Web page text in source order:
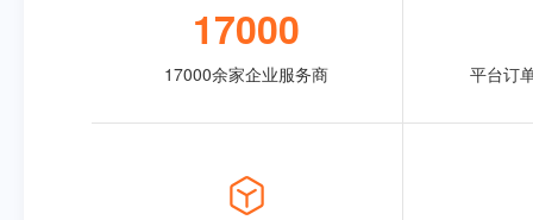
17000
17000余家企业服务商 平台订